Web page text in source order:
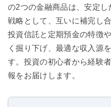
の2つの金融商品は、安定
戦略として、互いに補完し
投資信託と定期預金の特徴
く掘り下げ、最適な収入源
す。投資の初心者から経験
報をお届けします。